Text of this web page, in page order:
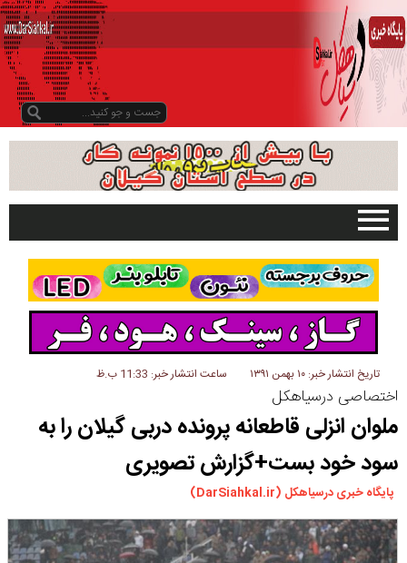
صفحه اصلی
تبلیغات در سایت
گیلان
سیاهکل
دیلمان
ورزشی
سیاسی
چندرسانه ای
درباره ما
تاریخ انتشار خبر: ۱۰ بهمن ۱۳۹۱ ساعت انتشار خبر: 11:33 ب.ظ
اختصاصی درسیاهکل
ملوان انزلی قاطعانه پرونده دربی گیلان را به
سود خود بست+گزارش تصویری
پایگاه خبری درسیاهکل (DarSiahkal.ir)